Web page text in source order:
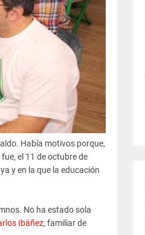
Había motivos porque,
el 11 de octubre de
y en la que la educación
No ha estado sola
Ibáñez, familiar de